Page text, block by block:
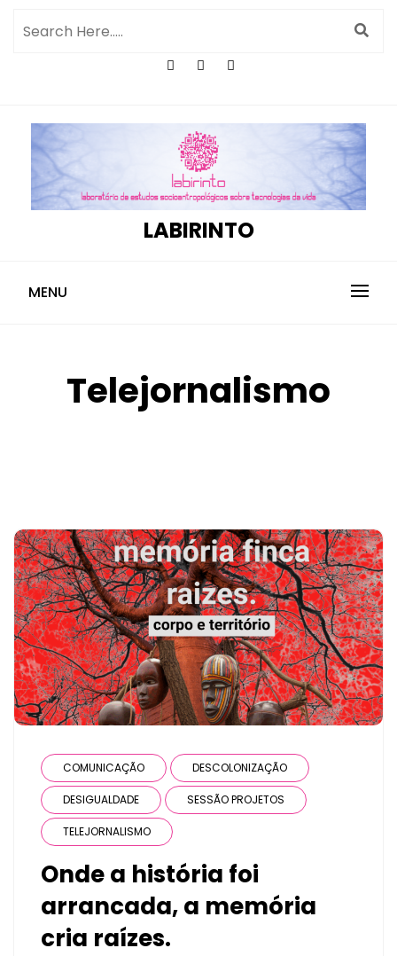
LABIRINTO
MENU
Telejornalismo
COMUNICAÇÃO DESCOLONIZAÇÃO
DESIGUALDADE SESSÃO PROJETOS
TELEJORNALISMO
Onde a história foi
arrancada, a memória
cria raízes.